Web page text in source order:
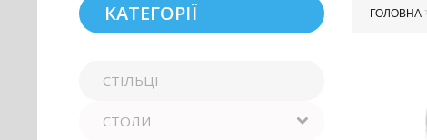
ГОЛОВНА
КАТЕГОРІЇ
СТІЛЬЦІ
СТОЛИ